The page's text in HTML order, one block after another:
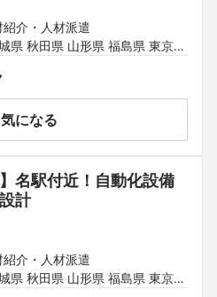
介・人材派遣
県 秋田県 山形県 福島県 東京都
潟県 石川県 福井県 長野県 大
奈良県 和歌山県 鳥取県 島根県
県 香川県 愛媛県 高知県 福岡県
県 宮崎県 鹿児島県
気になる
名駅付近！自動化設備
計
介・人材派遣
県 秋田県 山形県 福島県 東京都